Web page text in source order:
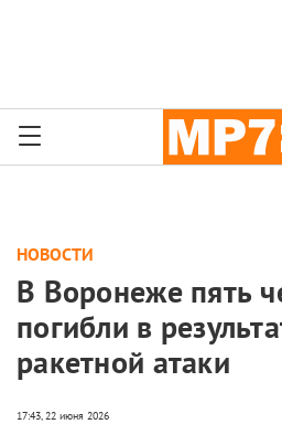
НОВОСТИ
В Воронеже пять
погибли в
ракетной атаки